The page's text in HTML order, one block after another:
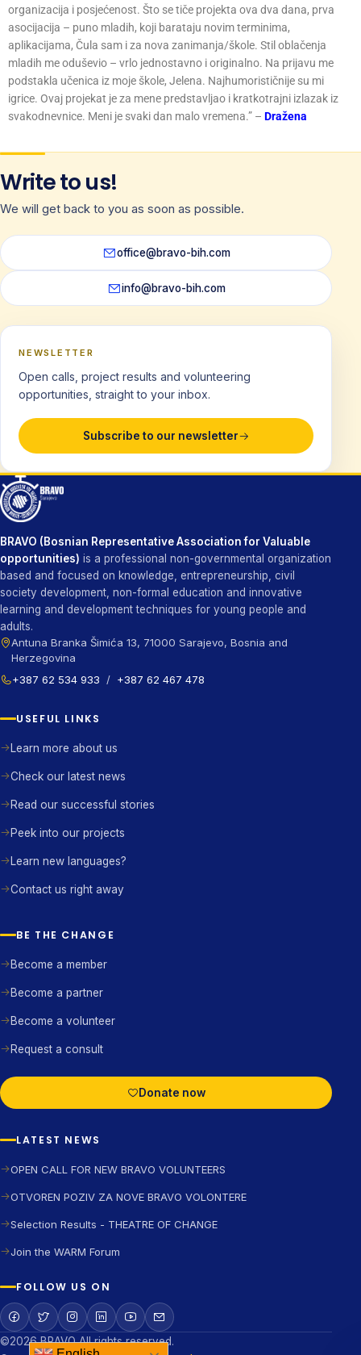
organizacija i posjećenost. Što se tiče projekta ova dva dana, prva
asocijacija – puno mladih, koji barataju novim terminima,
aplikacijama, Čula sam i za nova zanimanja/škole. Stil oblačenja
mladih me oduševio – vrlo jednostavno i originalno. Na prijavu me
podstakla učenica iz moje škole, Jelena. Najhumorističnije su mi
igrice. Ovaj projekat je za mene predstavljao i kratkotrajni izlazak iz
svakodnevnice. Meni je svaki dan malo vremena.” – Dražena
Write to us!
We will get back to you as soon as possible.
office@bravo-bih.com
info@bravo-bih.com
NEWSLETTER
Open calls, project results and volunteering
opportunities, straight to your inbox.
Subscribe to our newsletter
BRAVO (Bosnian Representative Association for Valuable
opportunities) is a professional non-governmental organization
based and focused on knowledge, entrepreneurship, civil
society development, non-formal education and innovative
learning and development techniques for young people and
adults.
Antuna Branka Šimića 13, 71000 Sarajevo, Bosnia and
Herzegovina
+387 62 534 933 / +387 62 467 478
USEFUL LINKS
Learn more about us
Check our latest news
Read our successful stories
Peek into our projects
Learn new languages?
Contact us right away
BE THE CHANGE
Become a member
Become a partner
Become a volunteer
Request a consult
Donate now
LATEST NEWS
OPEN CALL FOR NEW BRAVO VOLUNTEERS
OTVOREN POZIV ZA NOVE BRAVO VOLONTERE
Selection Results - THEATRE OF CHANGE
Join the WARM Forum
FOLLOW US ON
©2026 BRAVO All rights reserved.